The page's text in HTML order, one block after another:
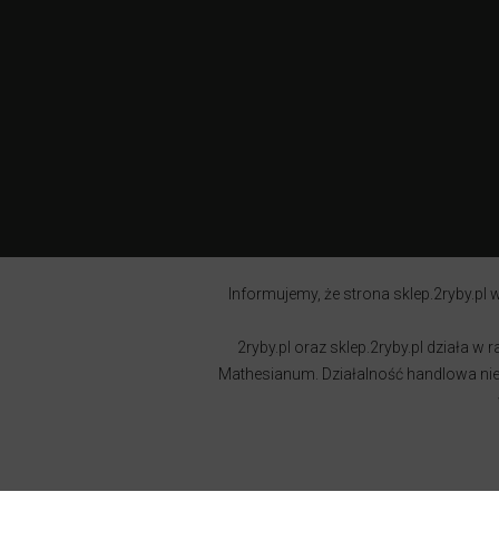
Informujemy, że strona sklep.2ryby.pl
2ryby.pl oraz sklep.2ryby.pl działa w
Mathesianum. Działalność handlowa